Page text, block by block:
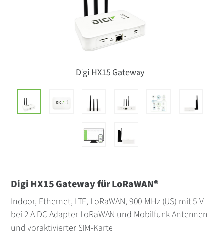
Digi HX15 Gateway
Digi HX15 Gateway für LoRaWAN®
Indoor, Ethernet, LTE, LoRaWAN, 900 MHz (US) mit 5 V
bei 2 A DC Adapter LoRaWAN und Mobilfunk Antennen
und voraktivierter SIM-Karte